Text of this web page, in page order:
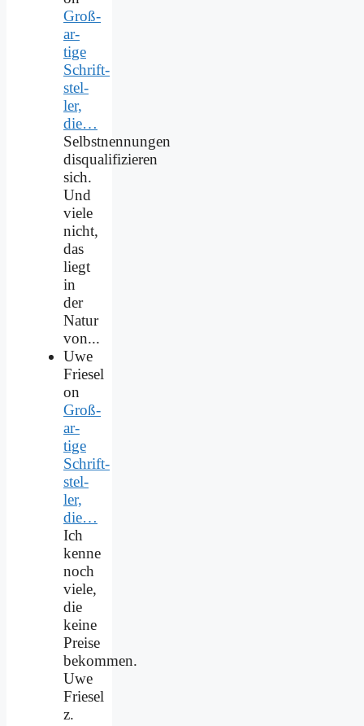
Groß­
ar­
ti­ge
Schrift­
stel­
ler,
die…
Selbstnennungen
disqualifizieren
sich.
Und
viele
nicht,
das
liegt
in
der
Natur
von...
Uwe
Friesel
on
Groß­
ar­
ti­ge
Schrift­
stel­
ler,
die…
Ich
kenne
noch
viele,
die
keine
Preise
bekommen.
Uwe
Friesel
z.